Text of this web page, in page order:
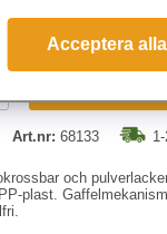
kr (inkl. moms)
Art.nr: 68133
och
plast.
Acceptera alla